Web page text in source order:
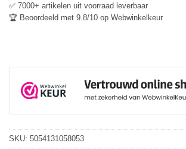
✅ 7000+ artikelen uit voorraad leverbaar
🏆 Beoordeeld met 9.8/10 op Webwinkelkeur
SKU: 5054131058053